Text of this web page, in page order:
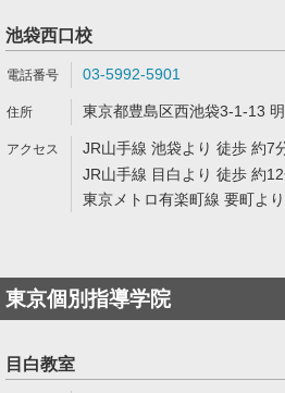
池袋西口校
03-5992-5901
東京都豊島区西池袋3-1-13
JR山手線 池袋より 徒歩 約7
JR山手線 目白より 徒歩 約
東京メトロ有楽町線 要町よ
東京個別指導学院
目白教室